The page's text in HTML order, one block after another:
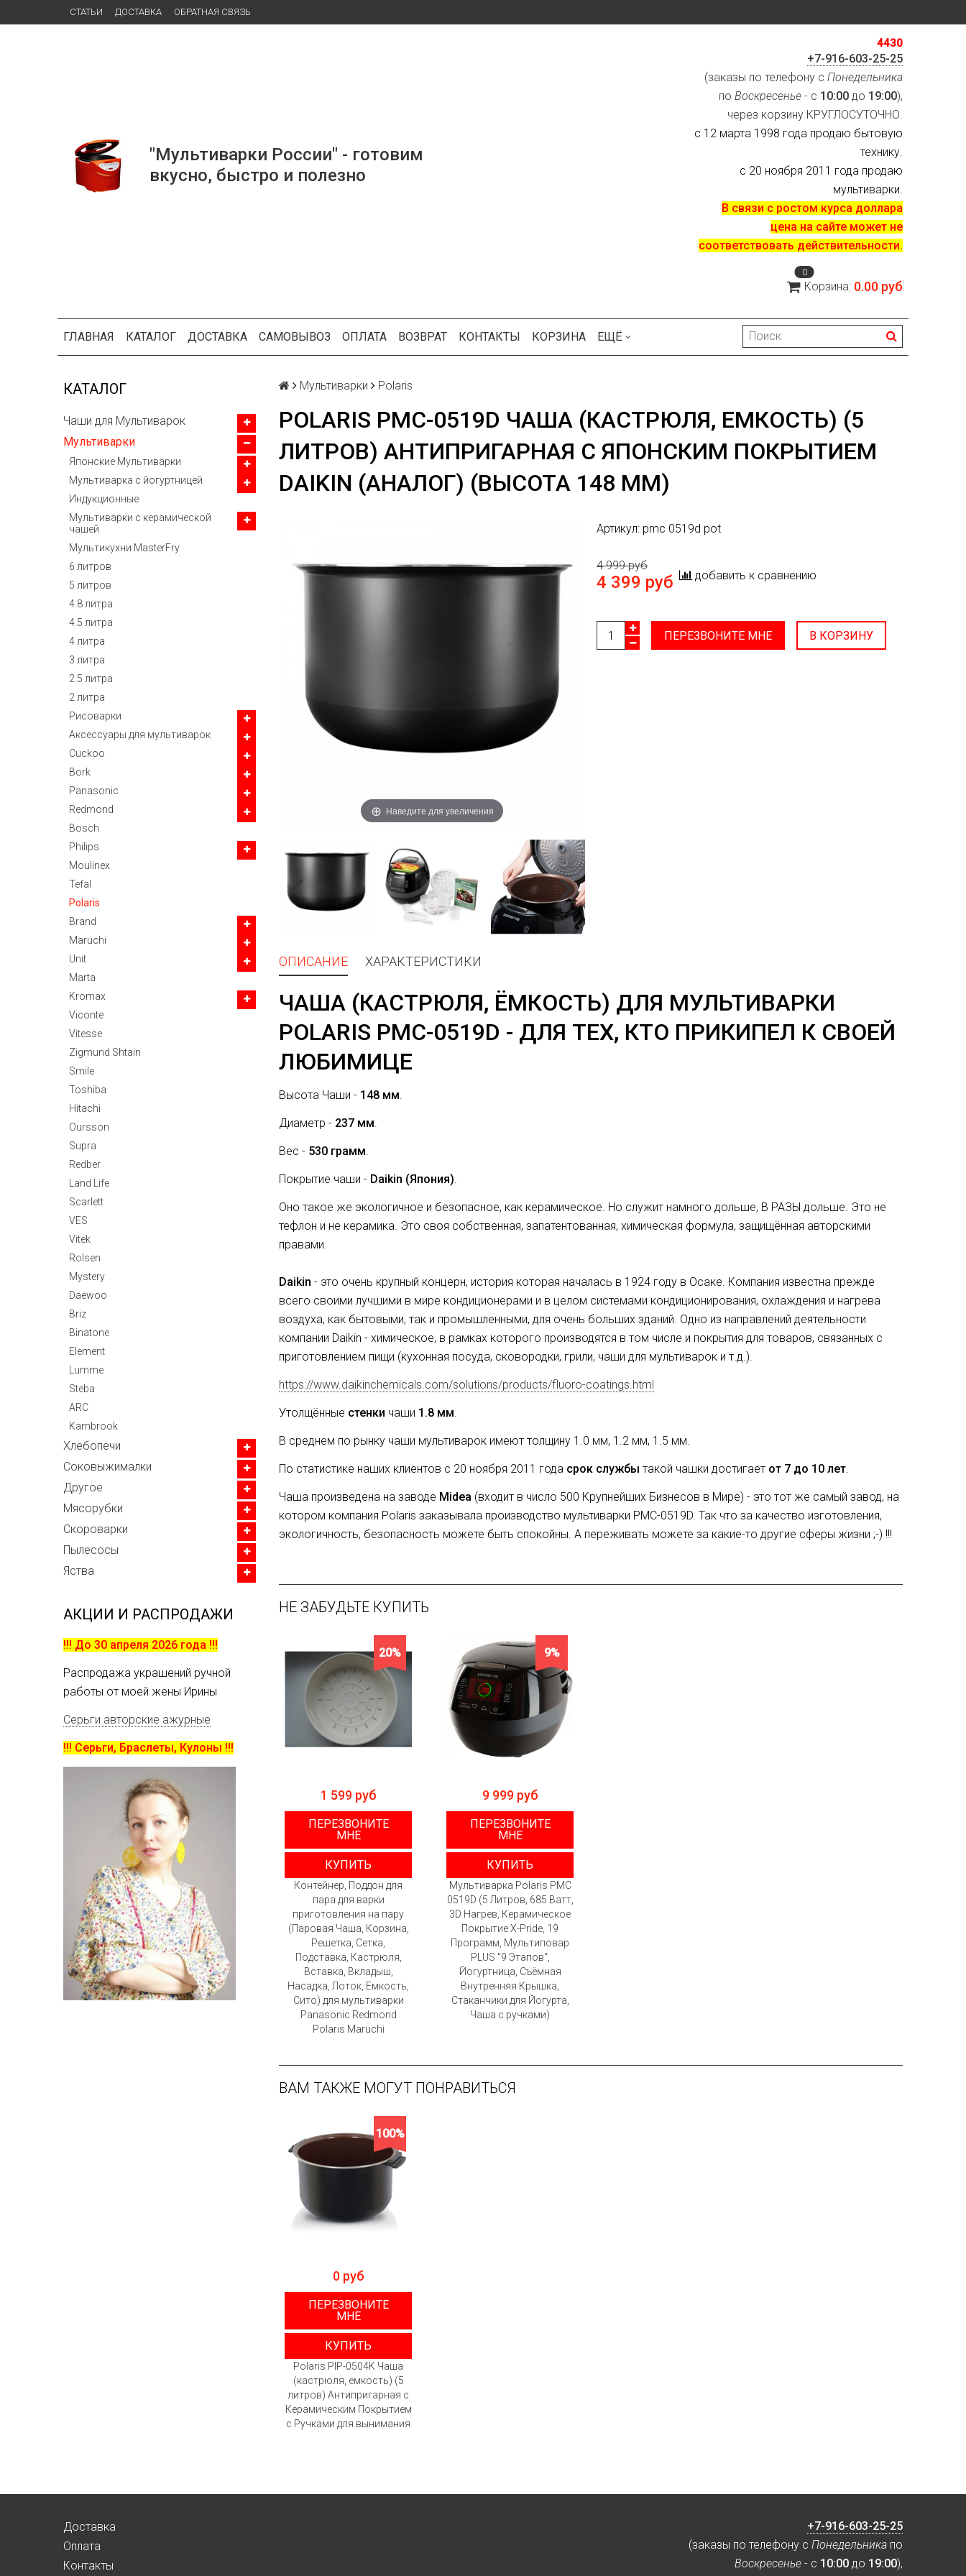
СТАТЬИ ДОСТАВКА ОБРАТНАЯ СВЯЗЬ
"Мультиварки России" - готовим
вкусно, быстро и полезно
4430
+7-916-603-25-25
(заказы по телефону с Понедельника
по Воскресенье - с 10:00 до 19:00),
через корзину КРУГЛОСУТОЧНО.
с 12 марта 1998 года продаю бытовую
технику.
с 20 ноября 2011 года продаю
мультиварки.
В связи с ростом курса доллара
цена на сайте может не
соответствовать действительности.
0
Корзина: 0.00 руб
ГЛАВНАЯ КАТАЛОГ ДОСТАВКА САМОВЫВОЗ ОПЛАТА ВОЗВРАТ КОНТАКТЫ КОРЗИНА ЕЩЁ
КАТАЛОГ
Чаши для Мультиварок
Мультиварки
Японские Мультиварки
Мультиварка с йогуртницей
Индукционные
Мультиварки с керамической
чашей
Мультикухни MasterFry
6 литров
5 литров
4.8 литра
4.5 литра
4 литра
3 литра
2.5 литра
2 литра
Рисоварки
Аксессуары для мультиварок
Cuckoo
Bork
Panasonic
Redmond
Bosch
Philips
Moulinex
Tefal
Polaris
Brand
Maruchi
Unit
Marta
Kromax
Viconte
Vitesse
Zigmund Shtain
Smile
Toshiba
Hitachi
Oursson
Supra
Redber
Land Life
Scarlett
VES
Vitek
Rolsen
Mystery
Daewoo
Briz
Binatone
Element
Lumme
Steba
ARC
Kambrook
Хлебопечи
Соковыжималки
Другое
Мясорубки
Скороварки
Пылесосы
Яства
АКЦИИ И РАСПРОДАЖИ
!!! До 30 апреля 2026 года !!!
Распродажа украшений ручной
работы от моей жены Ирины
Серьги авторские ажурные
!!! Серьги, Браслеты, Кулоны !!!
Мультиварки Polaris
POLARIS PMC-0519D ЧАША (КАСТРЮЛЯ, ЕМКОСТЬ) (5
ЛИТРОВ) АНТИПРИГАРНАЯ С ЯПОНСКИМ ПОКРЫТИЕМ
DAIKIN (АНАЛОГ) (ВЫСОТА 148 ММ)
Наведите для увеличения
Артикул: pmc 0519d pot
4 999 руб
4 399 руб добавить к сравнению
ПЕРЕЗВОНИТЕ МНЕ В КОРЗИНУ
ОПИСАНИЕ ХАРАКТЕРИСТИКИ
ЧАША (КАСТРЮЛЯ, ЁМКОСТЬ) ДЛЯ МУЛЬТИВАРКИ
POLARIS PMC-0519D - ДЛЯ ТЕХ, КТО ПРИКИПЕЛ К СВОЕЙ
ЛЮБИМИЦЕ
Высота Чаши - 148 мм.
Диаметр - 237 мм.
Вес - 530 грамм.
Покрытие чаши - Daikin (Япония).
Оно такое же экологичное и безопасное, как керамическое. Но служит намного дольше, В РАЗЫ дольше. Это не
тефлон и не керамика. Это своя собственная, запатентованная, химическая формула, защищённая авторскими
правами.
Daikin - это очень крупный концерн, история которая началась в 1924 году в Осаке. Компания известна прежде
всего своими лучшими в мире кондиционерами и в целом системами кондиционирования, охлаждения и нагрева
воздуха, как бытовыми, так и промышленными, для очень больших зданий. Одно из направлений деятельности
компании Daikin - химическое, в рамках которого производятся в том числе и покрытия для товаров, связанных с
приготовлением пищи (кухонная посуда, сковородки, грили, чаши для мультиварок и т.д.).
https://www.daikinchemicals.com/solutions/products/fluoro-coatings.html
Утолщённые стенки чаши 1.8 мм.
В среднем по рынку чаши мультиварок имеют толщину 1.0 мм, 1.2 мм, 1.5 мм.
По статистике наших клиентов с 20 ноября 2011 года срок службы такой чашки достигает от 7 до 10 лет.
Чаша произведена на заводе Midea (входит в число 500 Крупнейших Бизнесов в Мире) - это тот же самый завод, на
котором компания Polaris заказывала производство мультиварки PMC-0519D. Так что за качество изготовления,
экологичность, безопасность можете быть спокойны. А переживать можете за какие-то другие сферы жизни ;-) !!!
НЕ ЗАБУДЬТЕ КУПИТЬ
20%
1 599 руб
ПЕРЕЗВОНИТЕ
МНЕ
КУПИТЬ
Контейнер, Поддон для
пара для варки
приготовления на пару
(Паровая Чаша, Корзина,
Решетка, Сетка,
Подставка, Кастрюля,
Вставка, Вкладыш,
Насадка, Лоток, Емкость,
Сито) для мультиварки
Panasonic Redmond
Polaris Maruchi
9%
9 999 руб
ПЕРЕЗВОНИТЕ
МНЕ
КУПИТЬ
Мультиварка Polaris PMC
0519D (5 Литров, 685 Ватт,
3D Нагрев, Керамическое
Покрытие X-Pride, 19
Программ, Мультиповар
PLUS "9 Этапов",
Йогуртница, Съёмная
Внутренняя Крышка,
Стаканчики для Йогурта,
Чаша с ручками)
ВАМ ТАКЖЕ МОГУТ ПОНРАВИТЬСЯ
100%
0 руб
ПЕРЕЗВОНИТЕ
МНЕ
КУПИТЬ
Polaris PIP-0504K Чаша
(кастрюля, емкость) (5
литров) Антипригарная с
Керамическим Покрытием
с Ручками для вынимания
Доставка
Оплата
Контакты
+7-916-603-25-25
(заказы по телефону с Понедельника по
Воскресенье - с 10:00 до 19:00),